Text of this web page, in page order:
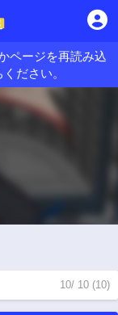
ページを再読み込
ださい。
10/ 10 (10)